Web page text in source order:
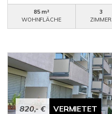
85 m²
WOHNFLÄCHE
3
ZIMMER
820,- € VERMIETET